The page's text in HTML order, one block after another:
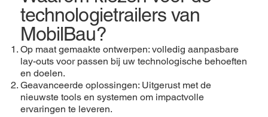
technologietrailers van
MobilBau?
Op maat gemaakte ontwerpen: volledig aanpasbare
lay-outs voor passen bij uw technologische behoeften
en doelen.
Geavanceerde oplossingen: Uitgerust met de
nieuwste tools en systemen om impactvolle
ervaringen te leveren.